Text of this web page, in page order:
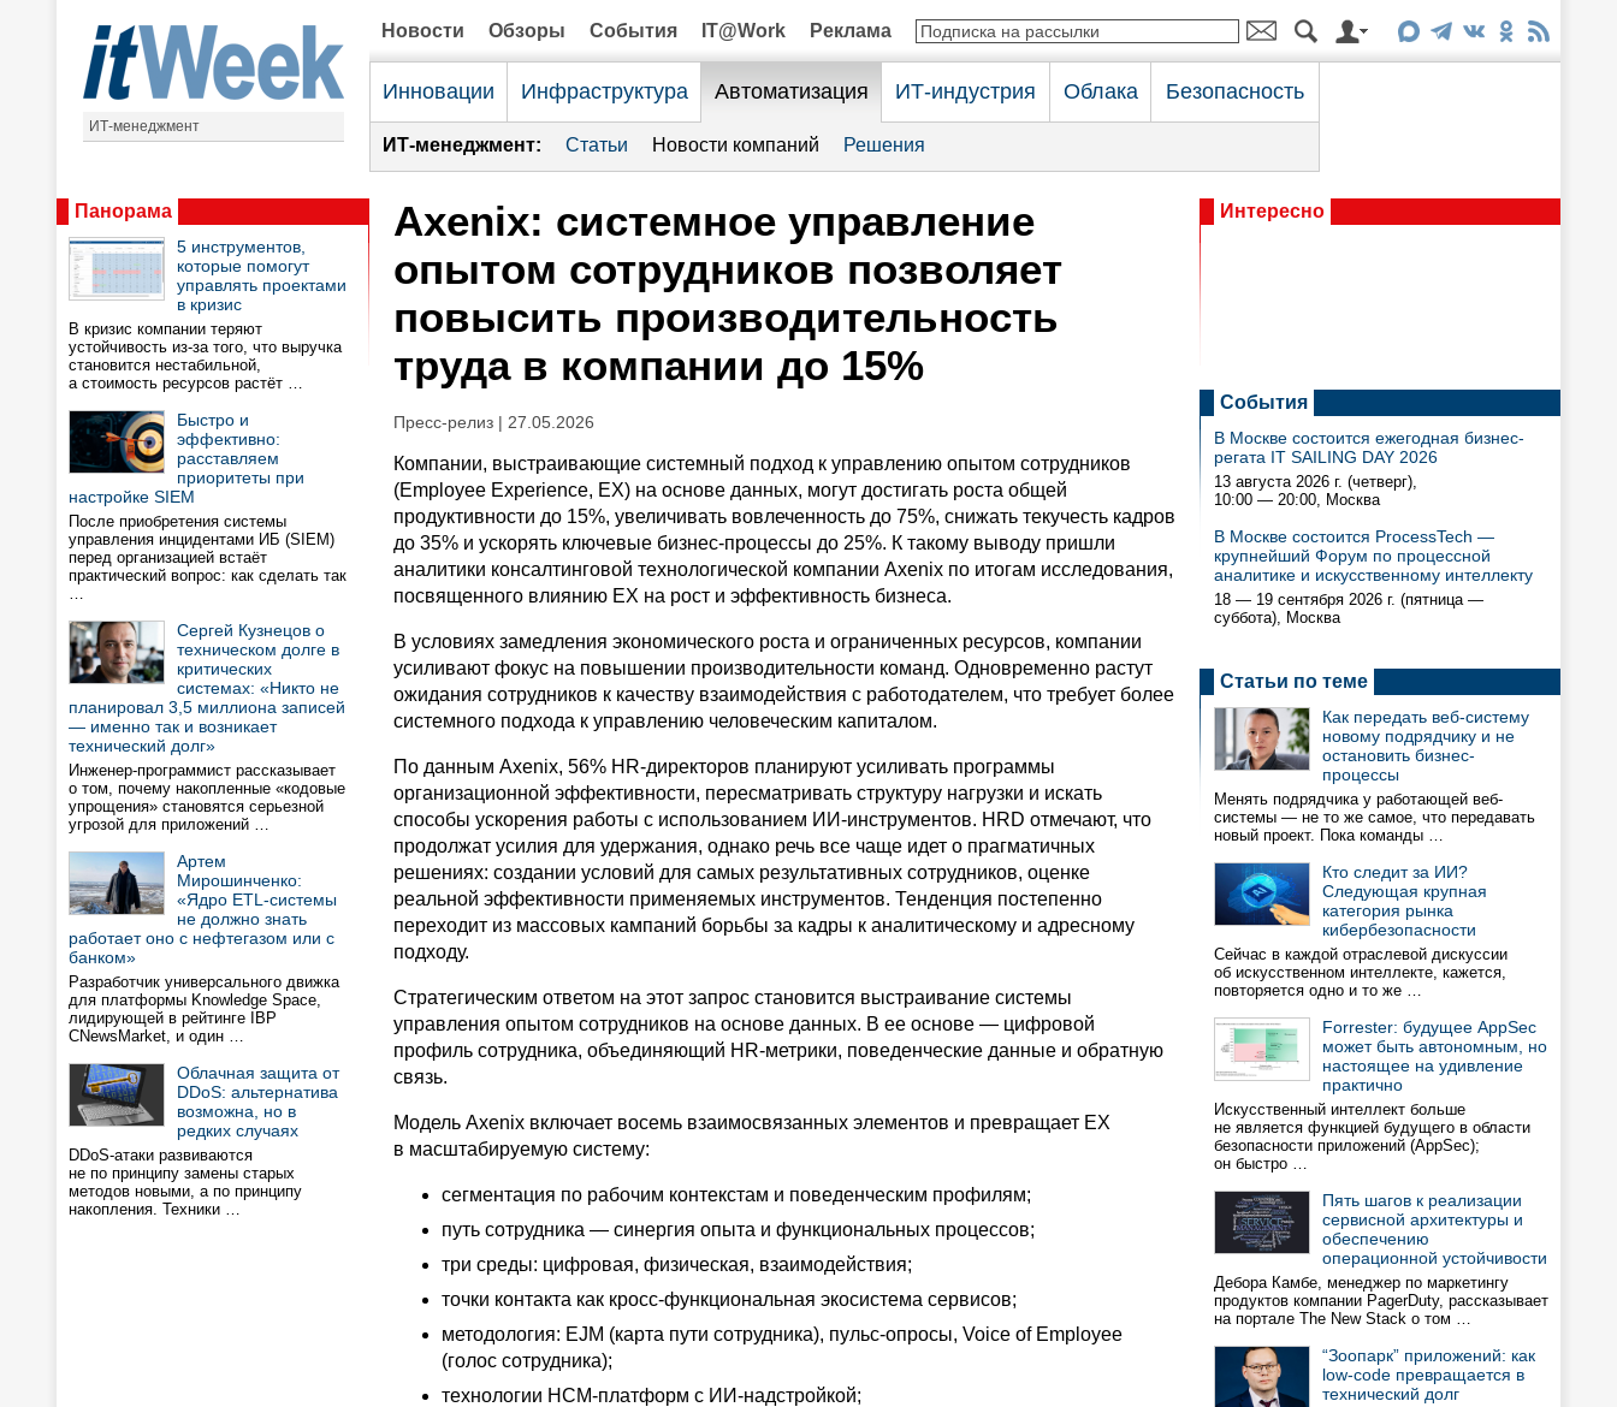
ИТ-менеджмент
Новости Обзоры События IT@Work Реклама
Инновации Инфраструктура Автоматизация ИТ-индустрия Облака Безопасность
ИТ-менеджмент: Статьи Новости компаний Решения
Панорама
5 инструментов,
которые помогут
управлять проектами
в кризис
В кризис компании теряют
устойчивость из-за того, что выручка
становится нестабильной,
а стоимость ресурсов растёт …
Быстро и
эффективно:
расставляем
приоритеты при
настройке SIEM
После приобретения системы
управления инцидентами ИБ (SIEM)
перед организацией встаёт
практический вопрос: как сделать так
…
Сергей Кузнецов о
техническом долге в
критических
системах: «Никто не
планировал 3,5 миллиона записей
— именно так и возникает
технический долг»
Инженер-программист рассказывает
о том, почему накопленные «кодовые
упрощения» становятся серьезной
угрозой для приложений …
Артем
Мирошинченко:
«Ядро ETL-системы
не должно знать
работает оно с нефтегазом или с
банком»
Разработчик универсального движка
для платформы Knowledge Space,
лидирующей в рейтинге IBP
CNewsMarket, и один …
Облачная защита от
DDoS: альтернатива
возможна, но в
редких случаях
DDoS-атаки развиваются
не по принципу замены старых
методов новыми, а по принципу
накопления. Техники …
Axenix: системное управление
опытом сотрудников позволяет
повысить производительность
труда в компании до 15%
Пресс-релиз | 27.05.2026
Компании, выстраивающие системный подход к управлению опытом сотрудников
(Employee Experience, EX) на основе данных, могут достигать роста общей
продуктивности до 15%, увеличивать вовлеченность до 75%, снижать текучесть кадров
до 35% и ускорять ключевые бизнес-процессы до 25%. К такому выводу пришли
аналитики консалтинговой технологической компании Axenix по итогам исследования,
посвященного влиянию EX на рост и эффективность бизнеса.
В условиях замедления экономического роста и ограниченных ресурсов, компании
усиливают фокус на повышении производительности команд. Одновременно растут
ожидания сотрудников к качеству взаимодействия с работодателем, что требует более
системного подхода к управлению человеческим капиталом.
По данным Axenix, 56% HR-директоров планируют усиливать программы
организационной эффективности, пересматривать структуру нагрузки и искать
способы ускорения работы с использованием ИИ-инструментов. HRD отмечают, что
продолжат усилия для удержания, однако речь все чаще идет о прагматичных
решениях: создании условий для самых результативных сотрудников, оценке
реальной эффективности применяемых инструментов. Тенденция постепенно
переходит из массовых кампаний борьбы за кадры к аналитическому и адресному
подходу.
Стратегическим ответом на этот запрос становится выстраивание системы
управления опытом сотрудников на основе данных. В ее основе — цифровой
профиль сотрудника, объединяющий HR-метрики, поведенческие данные и обратную
связь.
Модель Axenix включает восемь взаимосвязанных элементов и превращает EХ
в масштабируемую систему:
сегментация по рабочим контекстам и поведенческим профилям;
путь сотрудника — синергия опыта и функциональных процессов;
три среды: цифровая, физическая, взаимодействия;
точки контакта как кросс-функциональная экосистема сервисов;
методология: EJM (карта пути сотрудника), пульс-опросы, Voice of Employee
(голос сотрудника);
технологии HCM-платформ с ИИ-надстройкой;
Интересно
События
В Москве состоится ежегодная бизнес-
регата IT SAILING DAY 2026
13 августа 2026 г. (четверг),
10:00 — 20:00, Москва
В Москве состоится ProcessTech —
крупнейший Форум по процессной
аналитике и искусственному интеллекту
18 — 19 сентября 2026 г. (пятница —
суббота), Москва
Статьи по теме
Как передать веб-систему
новому подрядчику и не
остановить бизнес-
процессы
Менять подрядчика у работающей веб-
системы — не то же самое, что передавать
новый проект. Пока команды …
Кто следит за ИИ?
Следующая крупная
категория рынка
кибербезопасности
Сейчас в каждой отраслевой дискуссии
об искусственном интеллекте, кажется,
повторяется одно и то же …
Forrester: будущее AppSec
может быть автономным, но
настоящее на удивление
практично
Искусственный интеллект больше
не является функцией будущего в области
безопасности приложений (AppSec);
он быстро …
Пять шагов к реализации
сервисной архитектуры и
обеспечению
операционной устойчивости
Дебора Камбе, менеджер по маркетингу
продуктов компании PagerDuty, рассказывает
на портале The New Stack о том …
“Зоопарк” приложений: как
low-code превращается в
технический долг